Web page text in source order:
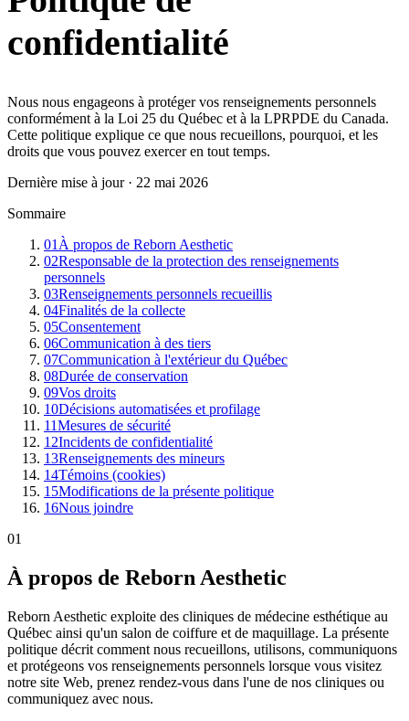
confidentialité
Nous nous engageons à protéger vos renseignements personnels
conformément à la Loi 25 du Québec et à la LPRPDE du Canada.
Cette politique explique ce que nous recueillons, pourquoi, et les
droits que vous pouvez exercer en tout temps.
Dernière mise à jour· 22 mai 2026
Sommaire
01 À propos de Reborn Aesthetic
02Responsable de la protection des renseignements
personnels
03Renseignements personnels recueillis
04Finalités de la collecte
05Consentement
06Communication à des tiers
07Communication à l'extérieur du Québec
08Durée de conservation
09Vos droits
10Décisions automatisées et profilage
11Mesures de sécurité
12Incidents de confidentialité
13Renseignements des mineurs
14Témoins (cookies)
15Modifications de la présente politique
16Nous joindre
01
À propos de Reborn Aesthetic
Reborn Aesthetic exploite des cliniques de médecine esthétique au
Québec ainsi qu'un salon de coiffure et de maquillage. La présente
politique décrit comment nous recueillons, utilisons, communiquons
et protégeons vos renseignements personnels lorsque vous visitez
notre site Web, prenez rendez-vous dans l'une de nos cliniques ou
communiquez avec nous.